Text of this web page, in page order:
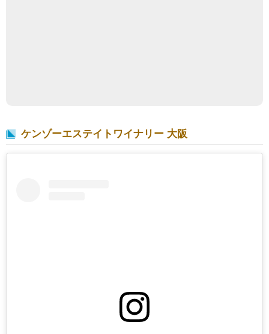
ケンゾーエステイトワイナリー 大阪